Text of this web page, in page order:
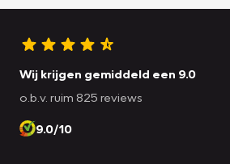
Wij krijgen gemiddeld een 9.0
o.b.v. ruim 825 reviews
9.0/10